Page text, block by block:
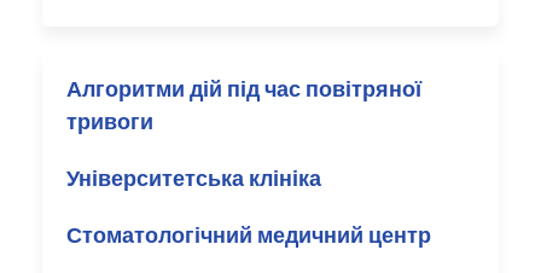
Алгоритми дій під час повітряної
тривоги
Університетська клініка
Стоматологічний медичний центр